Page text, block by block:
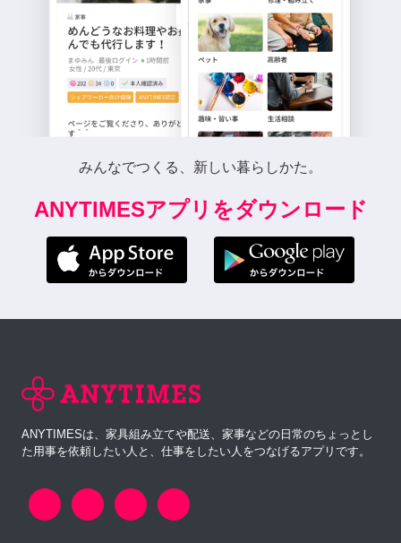
みんなでつくる、新しい暮らしかた。
ANYTIMESアプリをダウンロード
ANYTIMESは、家具組み立てや配送、家事などの日常のちょっとし
た用事を依頼したい人と、仕事をしたい人をつなげるアプリです。